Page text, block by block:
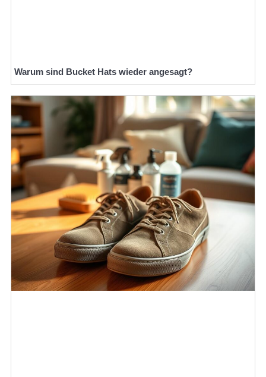
Warum sind Bucket Hats wieder angesagt?